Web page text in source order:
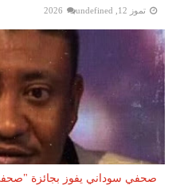
تموز 12, 2026 undefined
صحفي سوداني يفوز بجائزة